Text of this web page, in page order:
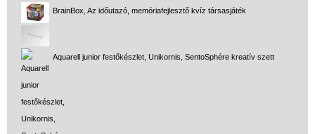
BrainBox, Az időutazó, memóriafejlesztő kvíz társasjáték
Aquarell junior festőkészlet, Unikornis, SentoSphére kreatív szett